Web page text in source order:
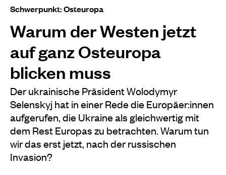
Schwerpunkt: Osteuropa
Warum der Westen jetzt
auf ganz Osteuropa
blicken muss
Der ukrainische Präsident Wolodymyr
Selenskyj hat in einer Rede die Europäer:innen
aufgerufen, die Ukraine als gleichwertig mit
dem Rest Europas zu betrachten. Warum tun
wir das erst jetzt, nach der russischen
Invasion?